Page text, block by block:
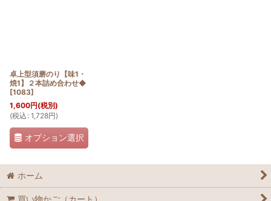
卓上型須磨のり【味1・
焼1】２本詰め合わせ◆
[1083]
1,600円(税別)
(税込 : 1,728円)
オプション選択
ホーム
買い物かご（カート）